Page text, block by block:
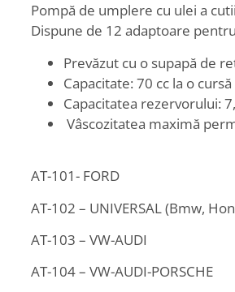
Pompă de umplere cu ulei a
Dispune de 12 adaptoare
Prevăzut cu o supapă de
Capacitate: 70 cc la o
Capacitatea rezervorului:
Vâscozitatea maximă
AT-101- FORD
AT-102 – UNIVERSAL (Bmw,
AT-103 – VW-AUDI
AT-104 – VW-AUDI-PORSCHE